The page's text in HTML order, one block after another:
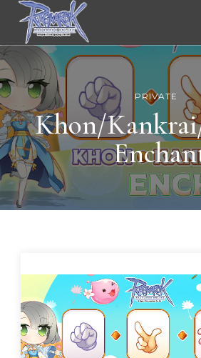
Ragnarok Online
PRIVATE
Khon/